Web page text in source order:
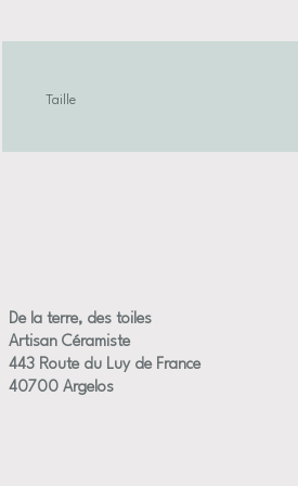
Taille
De la terre, des toiles
Artisan Céramiste
443 Route du Luy de France
40700 Argelos